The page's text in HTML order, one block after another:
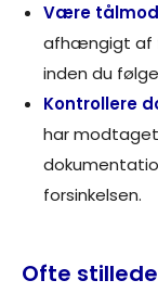
Være
afhængigt af
inden du
Kontrollere
har
forsinkelsen.
Ofte